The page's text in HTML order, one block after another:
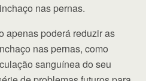
nas pernas.
apenas poderá reduzir as
nas pernas, como
sanguínea do seu